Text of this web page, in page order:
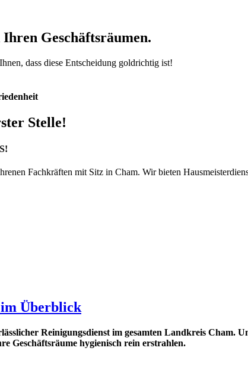
Geschäftsräumen.
dass diese Entscheidung goldrichtig ist!
Stelle!
Fachkräften mit Sitz in Cham. Wir bieten
im Überblick
Reinigungsdienst im gesamten Landkreis Cham.
Geschäftsräume hygienisch rein erstrahlen.